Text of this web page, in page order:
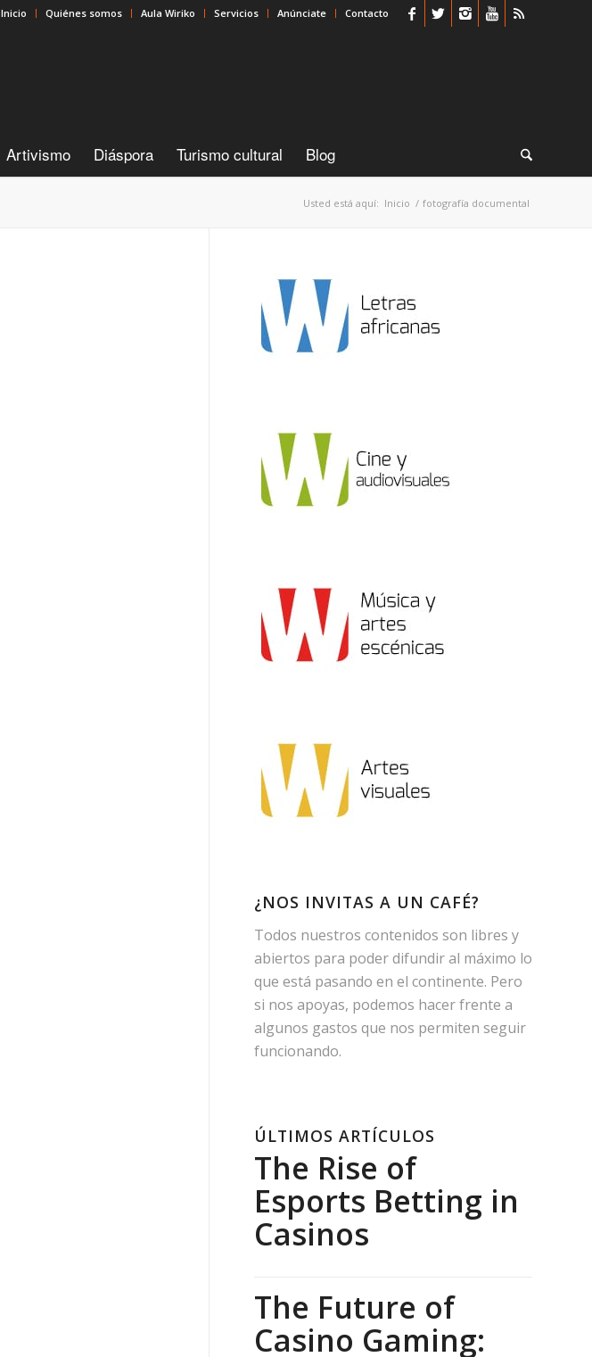
Inicio Quiénes somos Aula Wiriko Servicios Anúnciate Contacto
Artivismo Diáspora Turismo cultural Blog
Usted está aquí: Inicio / fotografía documental
¿NOS INVITAS A UN CAFÉ?
Todos nuestros contenidos son libres y
abiertos para poder difundir al máximo lo
que está pasando en el continente. Pero
si nos apoyas, podemos hacer frente a
algunos gastos que nos permiten seguir
funcionando.
ÚLTIMOS ARTÍCULOS
The Rise of
Esports Betting in
Casinos
The Future of
Casino Gaming: